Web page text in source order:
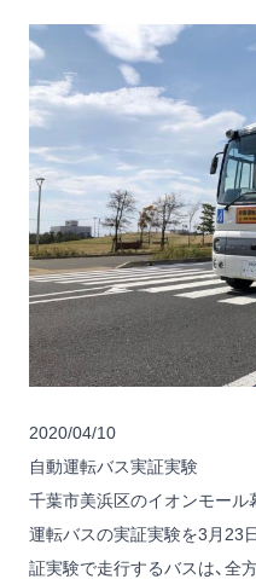
2020/04/10
自動運転バス実証実験
千葉市美浜区のイオンモール
運転バスの実証実験を3月23
証実験で走行するバスは、全